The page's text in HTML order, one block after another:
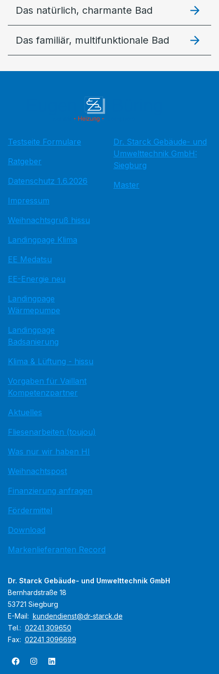
Das natürlich, charmante Bad
Das familiär, multifunktionale Bad
Testseite Formulare
Ratgeber
Datenschutz 1.6.2026
Impressum
Weihnachtsgruß hissu
Landingpage Klima
EE Medatsu
EE-Energie neu
Landingpage
Wärmepumpe
Landingpage
Badsanierung
Klima & Lüftung - hissu
Vorgaben für Vaillant
Kompetenzpartner
Aktuelles
Fliesenarbeiten (toujou)
Was nur wir haben HI
Weihnachtspost
Finanzierung anfragen
Fördermittel
Download
Markenlieferanten Record
Dr. Starck Gebäude- und
Umwelttechnik GmbH:
Siegburg
Master
Dr. Starck Gebäude- und Umwelttechnik GmbH
Bernhardstraße 18
53721 Siegburg
E-Mail: kundendienst@dr-starck.de
Tel.: 02241 309650
Fax: 02241 3096699